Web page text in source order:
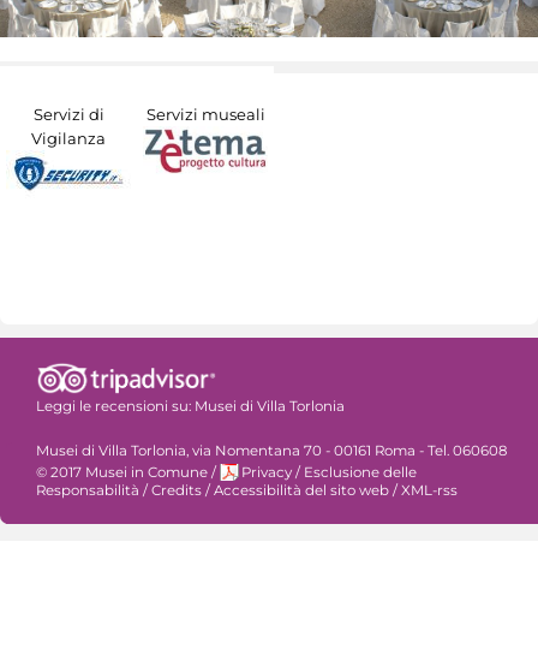
Servizi di
Vigilanza
Servizi museali
Leggi le recensioni su: Musei di Villa Torlonia
Musei di Villa Torlonia, via Nomentana 70 - 00161 Roma - Tel. 060608
© 2017 Musei in Comune / Privacy / Esclusione delle
Responsabilità / Credits / Accessibilità del sito web / XML-rss